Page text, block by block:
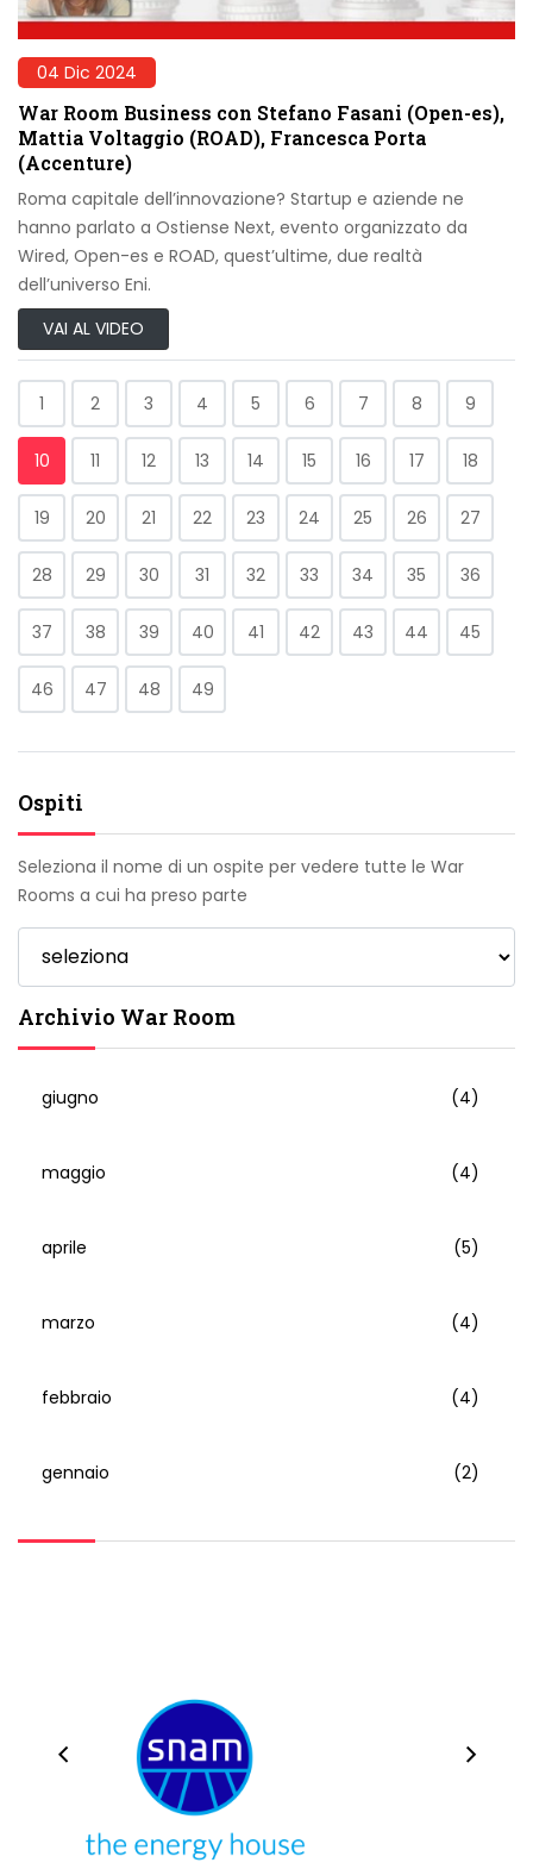
04 Dic 2024
War Room Business con Stefano Fasani (Open-es),
Mattia Voltaggio (ROAD), Francesca Porta
(Accenture)
Roma capitale dell’innovazione? Startup e aziende ne
hanno parlato a Ostiense Next, evento organizzato da
Wired, Open-es e ROAD, quest’ultime, due realtà
dell’universo Eni.
VAI AL VIDEO
1 2 3 4 5 6 7 8 9
10 11 12 13 14 15 16 17 18
19 20 21 22 23 24 25 26 27
28 29 30 31 32 33 34 35 36
37 38 39 40 41 42 43 44 45
46 47 48 49
Ospiti
Seleziona il nome di un ospite per vedere tutte le War
Rooms a cui ha preso parte
Archivio War Room
giugno (4)
maggio (4)
aprile (5)
marzo (4)
febbraio (4)
gennaio (2)